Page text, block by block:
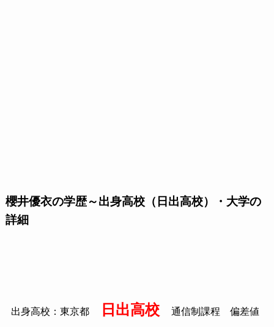
櫻井優衣の学歴～出身高校（日出高校）・大学の
詳細
出身高校：東京都 日出高校 通信制課程 偏差値